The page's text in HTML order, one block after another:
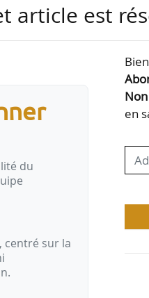
article est
du
centré sur la
en